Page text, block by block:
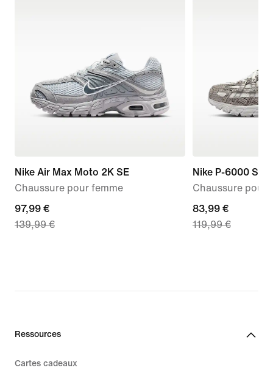
Nike Air Max Moto 2K SE
Chaussure pour femme
current
price
139,99 €
97,99 €
139,99 €
Nike P-6000 SE
Chaussure pour
current
price
119,99 €
83,99 €
119,99 €
Ressources
Cartes cadeaux